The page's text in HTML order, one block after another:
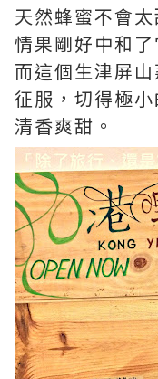
天然蜂蜜不會
情果剛好中和
而這個生津屏
征服，切得極
清香爽甜。